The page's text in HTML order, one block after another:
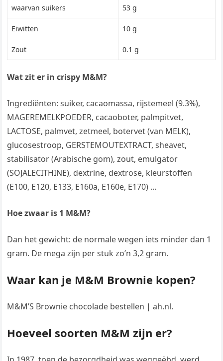
waarvan suikers 53 g
Eiwitten 10 g
Zout 0.1 g
Wat zit er in crispy M&M?
Ingrediënten: suiker, cacaomassa, rijstemeel (9.3%),
MAGEREMELKPOEDER, cacaoboter, palmpitvet,
LACTOSE, palmvet, zetmeel, botervet (van MELK),
glucosestroop, GERSTEMOUTEXTRACT, sheavet,
stabilisator (Arabische gom), zout, emulgator
(SOJALECITHINE), dextrine, dextrose, kleurstoffen
(E100, E120, E133, E160a, E160e, E170) …
Hoe zwaar is 1 M&M?
Dan het gewicht: de normale wegen iets minder dan 1
gram. De mega zijn per stuk zo’n 3,2 gram.
Waar kan je M&M Brownie kopen?
M&M’S Brownie chocolade bestellen | ah.nl.
Hoeveel soorten M&M zijn er?